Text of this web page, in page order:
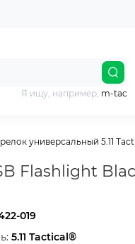
Я ищу, например, m-tac
универсальный 5.11
Flashlight
019
5.11 Tactical®